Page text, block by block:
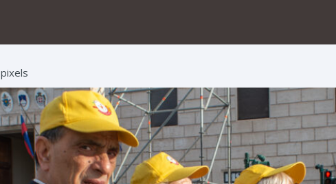
pixels